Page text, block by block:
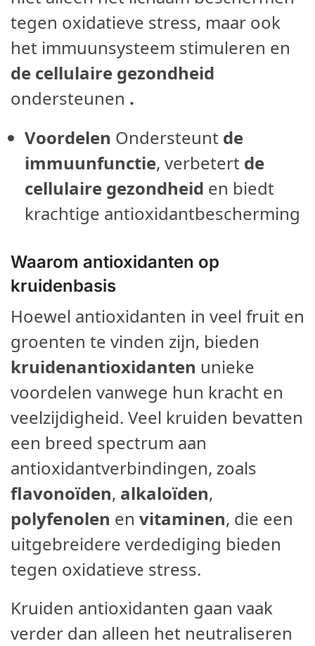
tegen oxidatieve stress, maar ook
het immuunsysteem stimuleren en
de cellulaire gezondheid
ondersteunen .
Voordelen Ondersteunt de
immuunfunctie, verbetert de
cellulaire gezondheid en biedt
krachtige antioxidantbescherming
Waarom antioxidanten op
kruidenbasis
Hoewel antioxidanten in veel fruit en
groenten te vinden zijn, bieden
kruidenantioxidanten unieke
voordelen vanwege hun kracht en
veelzijdigheid. Veel kruiden bevatten
een breed spectrum aan
antioxidantverbindingen, zoals
flavonoïden, alkaloïden,
polyfenolen en vitaminen, die een
uitgebreidere verdediging bieden
tegen oxidatieve stress.
Kruiden antioxidanten gaan vaak
verder dan alleen het neutraliseren